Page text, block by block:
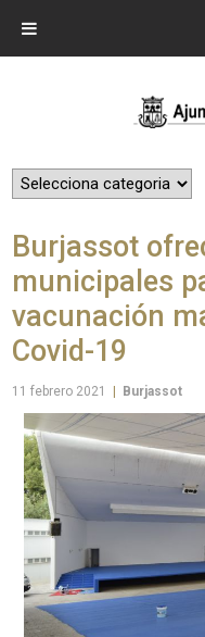
Burjassot
municipales
vacunación
Covid-19
11 febrero 2021 Burjassot